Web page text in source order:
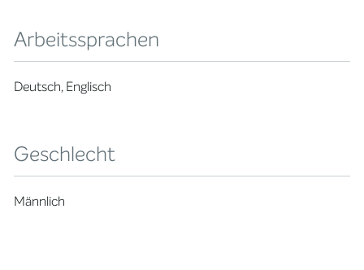
Arbeitssprachen
Deutsch, Englisch
Geschlecht
Männlich